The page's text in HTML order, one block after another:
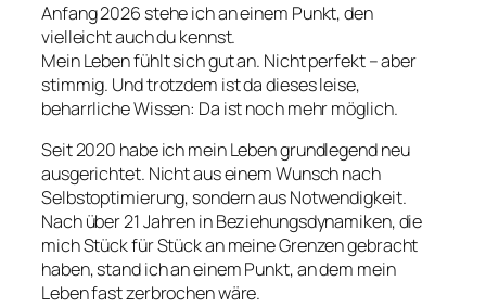
Anfang 2026 stehe ich an einem Punkt, den
vielleicht auch du kennst.
Mein Leben fühlt sich gut an. Nicht perfekt – aber
stimmig. Und trotzdem ist da dieses leise,
beharrliche Wissen: Da ist noch mehr möglich.
Seit 2020 habe ich mein Leben grundlegend neu
ausgerichtet. Nicht aus einem Wunsch nach
Selbstoptimierung, sondern aus Notwendigkeit.
Nach über 21 Jahren in Beziehungsdynamiken, die
mich Stück für Stück an meine Grenzen gebracht
haben, stand ich an einem Punkt, an dem mein
Leben fast zerbrochen wäre.